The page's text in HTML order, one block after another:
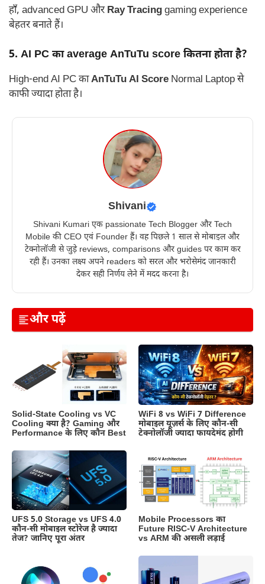
हाँ, advanced GPU औरRay Tracinggaming experience
बेहतर बनाते हैं।
5. AI PC का average AnTuTu score कितना होता है?
High-end AI PC काAnTuTu AI Score Normal Laptop से
काफी ज्यादा होता है।
Shivani
Shivani Kumari एक passionate Tech Blogger और Tech
Mobile की CEO एवं Founder हैं। वह पिछले 1 साल से मोबाइल और
टेक्नोलॉजी से जुड़े reviews, comparisons और guides पर काम कर
रही हैं। उनका लक्ष्य अपने readers को सरल और भरोसेमंद जानकारी
देकर सही निर्णय लेने में मदद करना है।
और पढ़ें
Solid-State Cooling vs VC
Cooling क्या है? Gaming और
Performance के लिए कौन Best
WiFi 8 vs WiFi 7 Difference
मोबाइल यूज़र्स के लिए कौन-सी
टेक्नोलॉजी ज्यादा फायदेमंद होगी
UFS 5.0 Storage vs UFS 4.0
कौन-सी मोबाइल स्टोरेज है ज्यादा
तेज? जानिए पूरा अंतर
Mobile Processors का
Future RISC-V Architecture
vs ARM की असली लड़ाई